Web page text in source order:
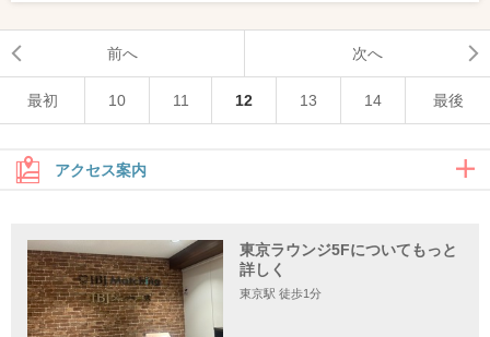
前へ 次へ
最初 10 11 12 13 14 最後
アクセス案内
地下からのアクセス
東京ラウンジ5Fについてもっと
詳しく
東京駅 徒歩1分